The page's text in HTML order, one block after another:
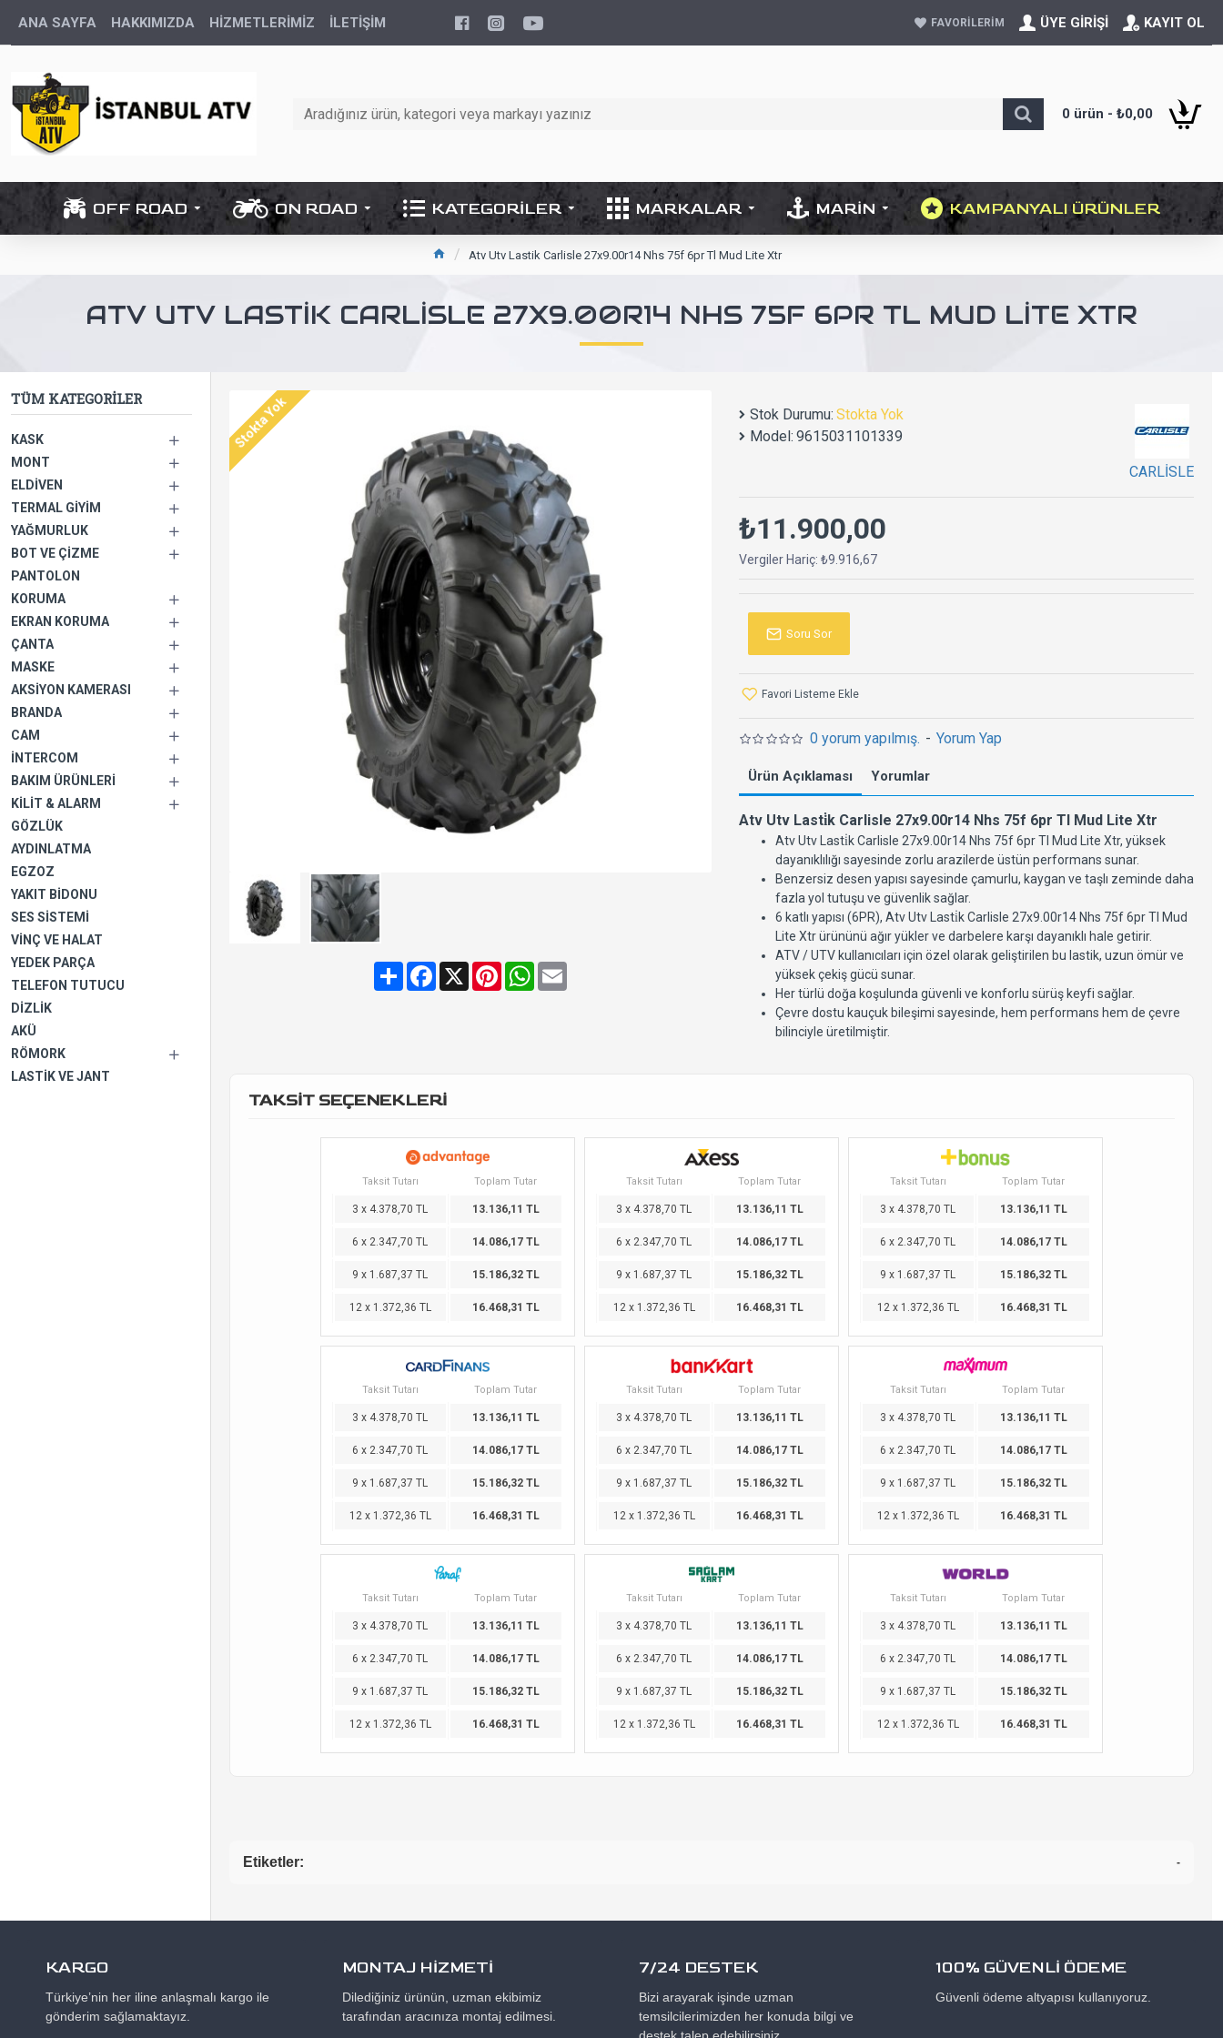
ANA SAYFA HAKKIMIZDA HİZMETLERİMİZ İLETIŞIM FAVORILERIM ÜYE GIRIŞI KAYIT OL
0 ürün - ₺0,00
OFF ROAD ON ROAD KATEGORILER MARKALAR MARIN KAMPANYALI ÜRÜNLER
Atv Utv Lastik Carlisle 27x9.00r14 Nhs 75f 6pr Tl Mud Lite Xtr
ATV UTV LASTIK CARLISLE 27X9.00R14 NHS 75F 6PR TL MUD LITE XTR
TÜM KATEGORILER
KASK
MONT
ELDIVEN
TERMAL GIYIM
YAĞMURLUK
BOT VE ÇIZME
PANTOLON
KORUMA
EKRAN KORUMA
ÇANTA
MASKE
AKSIYON KAMERASI
BRANDA
CAM
İNTERCOM
BAKIM ÜRÜNLERI
KILIT & ALARM
GÖZLÜK
AYDINLATMA
EGZOZ
YAKIT BIDONU
SES SISTEMI
VINÇ VE HALAT
YEDEK PARÇA
TELEFON TUTUCU
DIZLIK
AKÜ
RÖMORK
LASTIK VE JANT
Stokta Yok
ShareFacebook
X PinterestWhatsApp
Email
Stok Durumu: Stokta Yok
Model: 9615031101339
CARLİSLE
0 yorum yapılmış. - Yorum Yap
₺11.900,00
Vergiler Hariç: ₺9.916,67
Soru Sor
Favori Listeme Ekle
Ürün Açıklaması Yorumlar
Atv Utv Lasti̇k Carlisle 27x9.00r14 Nhs 75f 6pr Tl Mud Lite Xtr
Atv Utv Lasti̇k Carlisle 27x9.00r14 Nhs 75f 6pr Tl Mud Lite Xtr, yüksek
dayanıklılığı sayesinde zorlu arazilerde üstün performans sunar.
Benzersiz desen yapısı sayesinde çamurlu, kaygan ve taşlı zeminde daha
fazla yol tutuşu ve güvenlik sağlar.
6 katlı yapısı (6PR), Atv Utv Lasti̇k Carlisle 27x9.00r14 Nhs 75f 6pr Tl Mud
Lite Xtr ürününü ağır yükler ve darbelere karşı dayanıklı hale getirir.
ATV / UTV kullanıcıları için özel olarak geliştirilen bu lastik, uzun ömür ve
yüksek çekiş gücü sunar.
Her türlü doğa koşulunda güvenli ve konforlu sürüş keyfi sağlar.
Çevre dostu kauçuk bileşimi sayesinde, hem performans hem de çevre
bilinciyle üretilmiştir.
TAKSİT SEÇENEKLERİ
Taksit Tutarı Toplam Tutar
3 x 4.378,70 TL 13.136,11 TL
6 x 2.347,70 TL 14.086,17 TL
9 x 1.687,37 TL 15.186,32 TL
12 x 1.372,36 TL 16.468,31 TL
Taksit Tutarı Toplam Tutar
3 x 4.378,70 TL 13.136,11 TL
6 x 2.347,70 TL 14.086,17 TL
9 x 1.687,37 TL 15.186,32 TL
12 x 1.372,36 TL 16.468,31 TL
Taksit Tutarı Toplam Tutar
3 x 4.378,70 TL 13.136,11 TL
6 x 2.347,70 TL 14.086,17 TL
9 x 1.687,37 TL 15.186,32 TL
12 x 1.372,36 TL 16.468,31 TL
Taksit Tutarı Toplam Tutar
3 x 4.378,70 TL 13.136,11 TL
6 x 2.347,70 TL 14.086,17 TL
9 x 1.687,37 TL 15.186,32 TL
12 x 1.372,36 TL 16.468,31 TL
Taksit Tutarı Toplam Tutar
3 x 4.378,70 TL 13.136,11 TL
6 x 2.347,70 TL 14.086,17 TL
9 x 1.687,37 TL 15.186,32 TL
12 x 1.372,36 TL 16.468,31 TL
Taksit Tutarı Toplam Tutar
3 x 4.378,70 TL 13.136,11 TL
6 x 2.347,70 TL 14.086,17 TL
9 x 1.687,37 TL 15.186,32 TL
12 x 1.372,36 TL 16.468,31 TL
Taksit Tutarı Toplam Tutar
3 x 4.378,70 TL 13.136,11 TL
6 x 2.347,70 TL 14.086,17 TL
9 x 1.687,37 TL 15.186,32 TL
12 x 1.372,36 TL 16.468,31 TL
Taksit Tutarı Toplam Tutar
3 x 4.378,70 TL 13.136,11 TL
6 x 2.347,70 TL 14.086,17 TL
9 x 1.687,37 TL 15.186,32 TL
12 x 1.372,36 TL 16.468,31 TL
Taksit Tutarı Toplam Tutar
3 x 4.378,70 TL 13.136,11 TL
6 x 2.347,70 TL 14.086,17 TL
9 x 1.687,37 TL 15.186,32 TL
12 x 1.372,36 TL 16.468,31 TL
Etiketler: -
KARGO
Türkiye’nin her iline anlaşmalı kargo ile
gönderim sağlamaktayız.
MONTAJ HİZMETİ
Dilediğiniz ürünün, uzman ekibimiz
tarafından aracınıza montaj edilmesi.
7/24 DESTEK
Bizi arayarak işinde uzman
temsilcilerimizden her konuda bilgi ve
100% GÜVENLİ ÖDEME
Güvenli ödeme altyapısı kullanıyoruz.